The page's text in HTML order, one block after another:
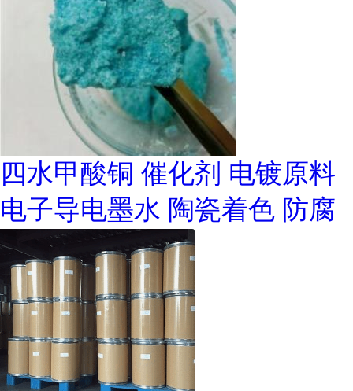
四水甲酸铜 催化剂 电镀原料
电子导电墨水 陶瓷着色 防腐